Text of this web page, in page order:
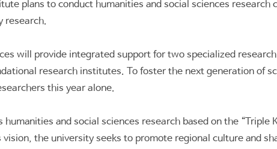
plans to conduct humanities and social sciences research
research.
will provide integrated support for two specialized
research institutes. To foster the next generation of
this year alone.
and social sciences research based on the
the university seeks to promote regional culture and